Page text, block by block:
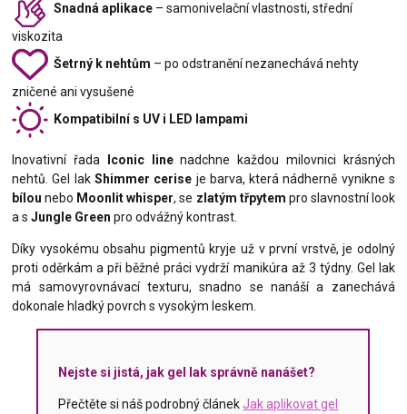
Snadná aplikace – samonivelační vlastnosti, střední
viskozita
Šetrný k nehtům – po odstranění nezanechává nehty
zničené ani vysušené
Kompatibilní s UV i LED lampami
Inovativní řada Iconic linenadchne každou milovnici krásných
nehtů. Gel lak Shimmer cerise je barva, která nádherně vynikne s
bílou nebo Moonlit whisper, se zlatým třpytem pro slavnostní look
a sJungle Green pro odvážný kontrast.
Díky vysokému obsahu pigmentů kryje už v první vrstvě, je odolný
proti oděrkám a při běžné práci vydrží manikúra až 3 týdny. Gel lak
má samovyrovnávací texturu, snadno se nanáší a zanechává
dokonale hladký povrch s vysokým leskem.
Nejste si jistá, jak gel lak správně nanášet?
Přečtěte si náš podrobný článekJak aplikovat gel